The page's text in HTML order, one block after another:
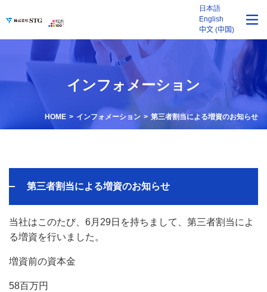
日本語
English
中文 (中国)
インフォメーション
HOME インフォメーション 第三者割当による増資のお知らせ
第三者割当による増資のお知らせ
当社はこのたび、6月29日を持ちまして、第三者割当によ
る増資を行いました。
増資前の資本金
58百万円